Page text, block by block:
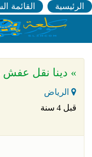
الرئيسية القائمة
» دينا نقل عفش داخل
الرياض
قبل 4 سنة